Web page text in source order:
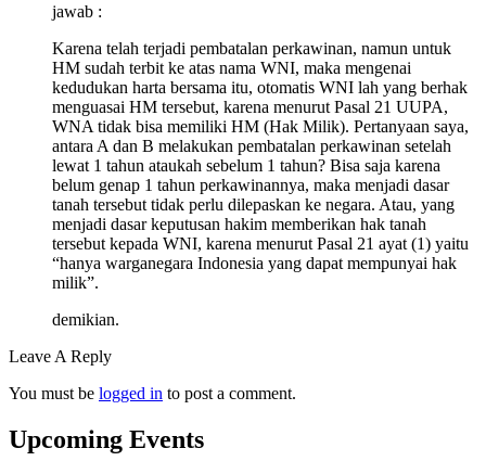
jawab :
Karena telah terjadi pembatalan perkawinan, namun untuk
HM sudah terbit ke atas nama WNI, maka mengenai
kedudukan harta bersama itu, otomatis WNI lah yang berhak
menguasai HM tersebut, karena menurut Pasal 21 UUPA,
WNA tidak bisa memiliki HM (Hak Milik). Pertanyaan saya,
antara A dan B melakukan pembatalan perkawinan setelah
lewat 1 tahun ataukah sebelum 1 tahun? Bisa saja karena
belum genap 1 tahun perkawinannya, maka menjadi dasar
tanah tersebut tidak perlu dilepaskan ke negara. Atau, yang
menjadi dasar keputusan hakim memberikan hak tanah
tersebut kepada WNI, karena menurut Pasal 21 ayat (1) yaitu
“hanya warganegara Indonesia yang dapat mempunyai hak
milik”.
demikian.
Leave A Reply
You must be logged in to post a comment.
Upcoming Events